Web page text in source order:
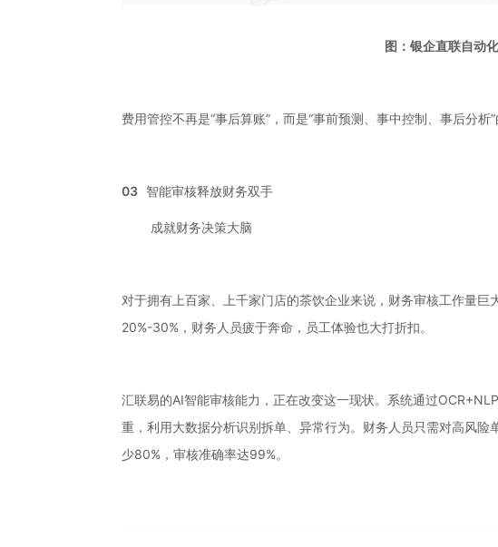
图：银企直联自动
费用管控不再是“事后算账”，而是“事前预测、事中控制、事后分析”
03 智能审核释放财务双手
成就财务决策大脑
对于拥有上百家、上千家门店的茶饮企业来说，财务审核工作量
20%-30%，财务人员疲于奔命，员工体验也大打折扣。
汇联易的AI智能审核能力，正在改变这一现状。系统通过OCR+
重，利用大数据分析识别拆单、异常行为。财务人员只需对高风
少80%，审核准确率达99%。